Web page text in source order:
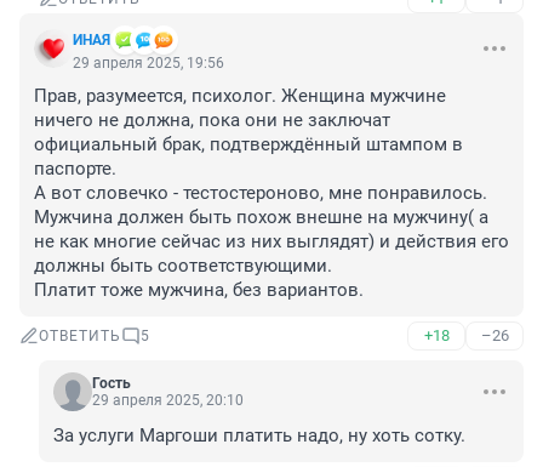
ИHАЯ
29 апреля 2025, 19:56
Прав, разумеется, психолог. Женщина мужчине
ничего не должна, пока они не заключат
официальный брак, подтверждённый штампом в
паспорте.
А вот словечко - тестостероново, мне понравилось.
Мужчина должен быть похож внешне на мужчину( а
не как многие сейчас из них выглядят) и действия его
должны быть соответствующими.
Платит тоже мужчина, без вариантов.
ОТВЕТИТЬ 5 +18 –26
Гость
29 апреля 2025, 20:10
За услуги Маргоши платить надо, ну хоть сотку.